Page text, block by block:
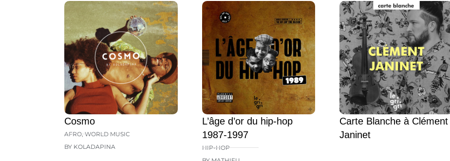
Cosmo
AFRO,WORLD MUSIC
BY KOLADAPINA
L’âge d’or du hip-hop
1987-1997
HIP-HOP
Carte Blanche à Clément
Janinet